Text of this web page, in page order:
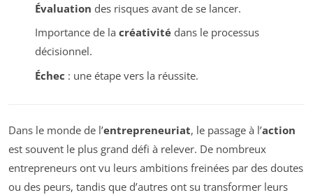
Évaluation des risques avant de se lancer.
Importance de la créativitédans le processus
décisionnel.
Échec : une étape vers la réussite.
Dans le monde de l’entrepreneuriat, le passage à l’action
est souvent le plus grand défi à relever. De nombreux
entrepreneurs ont vu leurs ambitions freinées par des doutes
ou des peurs, tandis que d’autres ont su transformer leurs